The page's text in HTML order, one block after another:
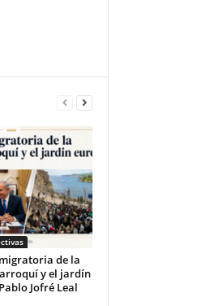
de la
y el jardín
Jofré Leal